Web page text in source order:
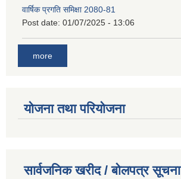
वार्षिक प्रगति समिक्षा 2080-81
Post date: 01/07/2025 - 13:06
more
योजना तथा परियोजना
सार्वजनिक खरीद / बोलपत्र सूचना